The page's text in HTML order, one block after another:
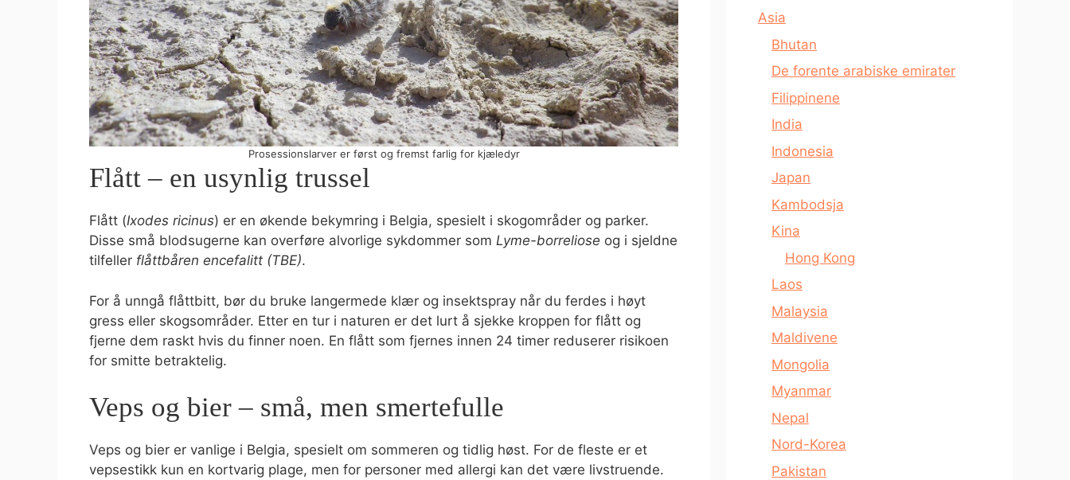
Prosessionslarver er først og fremst farlig for kjæledyr
Flått – en usynlig trussel
Flått (Ixodes ricinus) er en økende bekymring i Belgia, spesielt i skogområder og parker.
Disse små blodsugerne kan overføre alvorlige sykdommer som Lyme-borreliose og i sjeldne
tilfeller flåttbåren encefalitt (TBE).
For å unngå flåttbitt, bør du bruke langermede klær og insektspray når du ferdes i høyt
gress eller skogsområder. Etter en tur i naturen er det lurt å sjekke kroppen for flått og
fjerne dem raskt hvis du finner noen. En flått som fjernes innen 24 timer reduserer risikoen
for smitte betraktelig.
Veps og bier – små, men smertefulle
Veps og bier er vanlige i Belgia, spesielt om sommeren og tidlig høst. For de fleste er et
vepsestikk kun en kortvarig plage, men for personer med allergi kan det være livstruende.
Asia
Bhutan
De forente arabiske emirater
Filippinene
India
Indonesia
Japan
Kambodsja
Kina
Hong Kong
Laos
Malaysia
Maldivene
Mongolia
Myanmar
Nepal
Nord-Korea
Pakistan